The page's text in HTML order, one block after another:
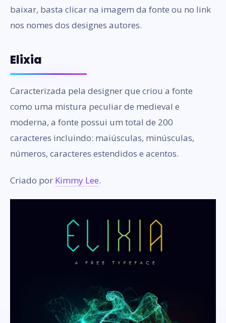
baixar, basta clicar na imagem da fonte ou no link
nos nomes dos designes autores.
Elixia
Caracterizada pela designer que criou a fonte
como uma mistura peculiar de medieval e
moderna, a fonte possui um total de 200
caracteres incluindo: maiúsculas, minúsculas,
números, caracteres estendidos e acentos.
Criado por Kimmy Lee.